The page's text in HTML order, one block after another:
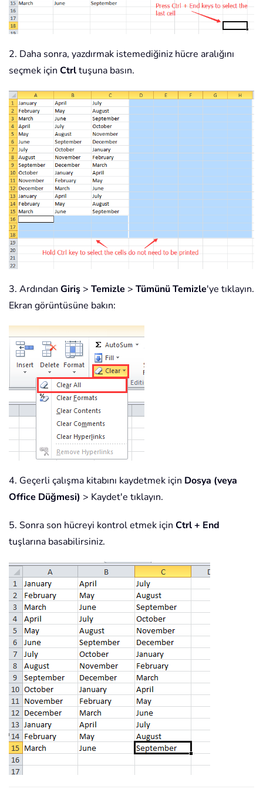
2. Daha sonra, yazdırmak istemediğiniz hücre aralığını
seçmek için Ctrltuşuna basın.
3. Ardından Giriş > Temizle > Tümünü Temizle'ye tıklayın.
Ekran görüntüsüne bakın:
4. Geçerli çalışma kitabını kaydetmek için Dosya (veya
Office Düğmesi) > Kaydet'e tıklayın.
5. Sonra son hücreyi kontrol etmek için Ctrl + End
tuşlarına basabilirsiniz.